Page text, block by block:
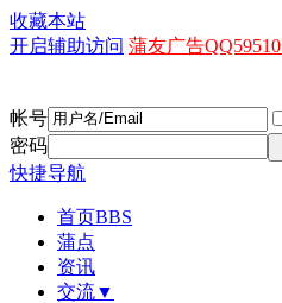
收藏本站
开启辅助访问 蒲友广告
帐号
密码
快捷导航
首页BBS
蒲点
资讯
交流▼